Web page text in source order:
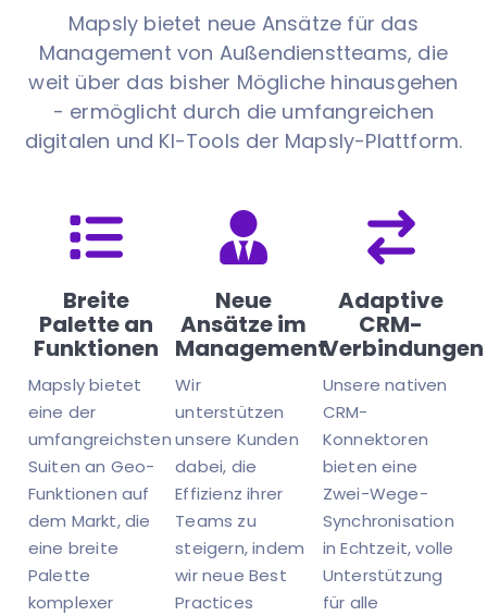
Mapsly bietet neue Ansätze für das
Management von Außendienstteams, die
weit über das bisher Mögliche hinausgehen
- ermöglicht durch die umfangreichen
digitalen und KI-Tools der Mapsly-Plattform.
Breite
Palette an
Funktionen
Mapsly bietet
eine der
umfangreichsten
Suiten an Geo-
Funktionen auf
dem Markt, die
eine breite
Palette
komplexer
Neue
Ansätze im
Management
Wir
unterstützen
unsere Kunden
dabei, die
Effizienz ihrer
Teams zu
steigern, indem
wir neue Best
Practices
Adaptive
CRM-
Verbindungen
Unsere nativen
CRM-
Konnektoren
bieten eine
Zwei-Wege-
Synchronisation
in Echtzeit, volle
Unterstützung
für alle